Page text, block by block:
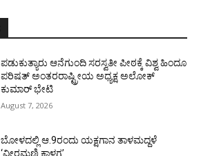
ಪಡುಕುತ್ಯಾರು ಆನೆಗುಂದಿ ಸರಸ್ವತೀ ಪೀಠಕ್ಕೆ ವಿಶ್ವ ಹಿಂದೂ
ಪರಿಷತ್ ಅಂತರರಾಷ್ಟ್ರೀಯ ಅಧ್ಯಕ್ಷ ಅಲೋಕ್
ಕುಮಾರ್ ಭೇಟಿ
August 7, 2026
ಬೋಳದಲ್ಲಿ ಆ.9ರಂದು ಯಕ್ಷಗಾನ ತಾಳಮದ್ದಳೆ
‘ವೀರಮಣಿ ಕಾಳಗ’